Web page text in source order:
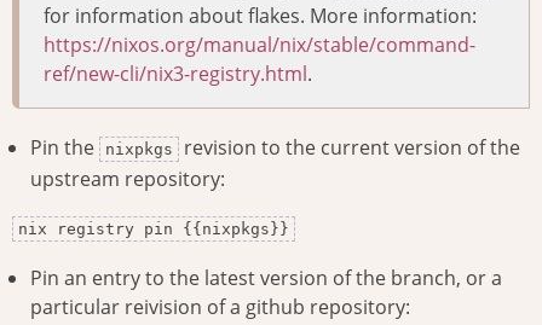
for information about flakes. More information:
https://nixos.org/manual/nix/stable/command-
ref/new-cli/nix3-registry.html.
Pin the nixpkgs
revision to the current version of the
upstream repository:
nix registry pin {{nixpkgs}}
Pin an entry to the latest version of the branch, or a
particular reivision of a github repository: